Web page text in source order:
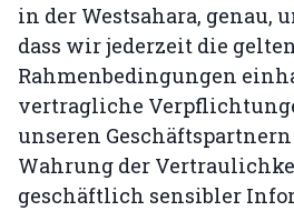
in der Westsahara, genau,
dass wir jederzeit die
Rahmenbedingungen
vertragliche
unseren
Wahrung der
geschäftlich sensibler